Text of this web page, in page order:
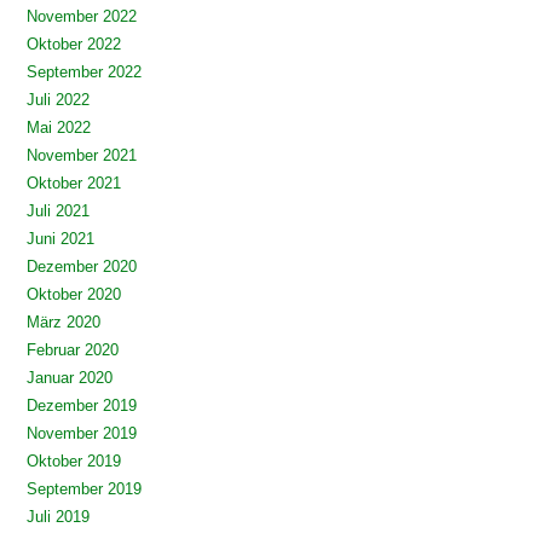
November 2022
Oktober 2022
September 2022
Juli 2022
Mai 2022
November 2021
Oktober 2021
Juli 2021
Juni 2021
Dezember 2020
Oktober 2020
März 2020
Februar 2020
Januar 2020
Dezember 2019
November 2019
Oktober 2019
September 2019
Juli 2019